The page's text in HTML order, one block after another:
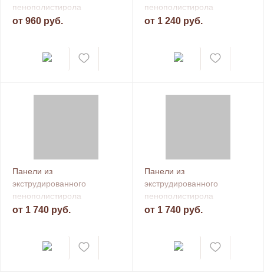
пенополистирола
Teplofom+, 1 сторонние
от 960 руб.
пенополистирола
Teplofom+, 2 сторонние
от 1 240 руб.
Панели из
экструдированного
пенополистирола
Teplofom+, поперечный
от 1 740 руб.
Панели из
экструдированного
пенополистирола
Teplofom+, продольный
от 1 740 руб.